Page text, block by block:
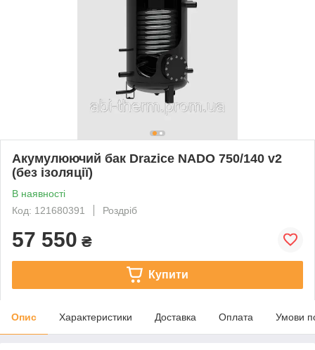
Акумулюючий бак Drazice NADO 750/140 v2
(без ізоляції)
В наявності
Код: 121680391
Роздріб
57 550 ₴
Купити
Опис Характеристики Доставка Оплата Умови